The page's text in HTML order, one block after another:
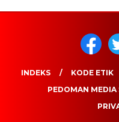
INDEKS KODE ETIK
PEDOMAN MEDIA